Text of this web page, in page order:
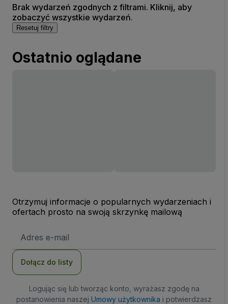
Brak wydarzeń zgodnych z filtrami. Kliknij, aby
zobaczyć wszystkie wydarzeń.
Resetuj filtry
Ostatnio oglądane
Otrzymuj informacje o popularnych wydarzeniach i
ofertach prosto na swoją skrzynkę mailową
e-
Dołącz do listy
Logując się lub tworząc konto, wyrażasz zgodę na
postanowienia naszej Umowy użytkownika i potwierdzasz